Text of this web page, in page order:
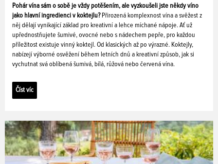
Pohár vína sám o sobě je vždy potěšením, ale vyzkoušeli jste někdy víno
jako hlavní ingredienci v koktejlu? Přirozená komplexnost vína a svěžest z
něj dělají vynikající základ pro kreativní a lehce míchané nápoje. Ať už
upřednostňujete šumivé, ovocné nebo s nádechem pepře, pro každou
příležitost existuje vinný koktejl. Od klasických až po výrazné. Koktejly,
nabízejí výborné osvěžení během letních dnů a kreativní způsob, jak si
vychutnat svá oblíbená šumivá, bílá, růžová nebo červená vína.
Číst víc